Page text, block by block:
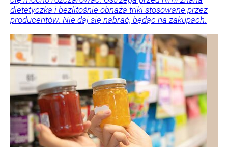
dietetyczka i bezlitośnie obnaża triki stosowane przez
producentów. Nie daj się nabrać, będąc na zakupach.